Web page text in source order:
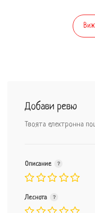
Добави ревю
Твоята електронна
Описание
Леснота